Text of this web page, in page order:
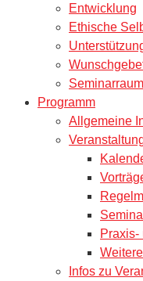
Entwicklung
Ethische
Seminarraum
Programm
Allgemeine
Praxis-
Infos zu